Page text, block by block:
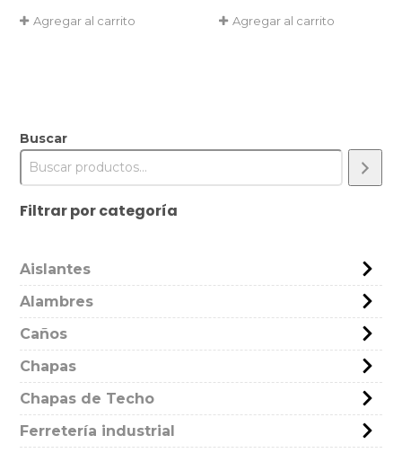
Agregar al carrito Agregar al carrito
Buscar
Filtrar por categoría
Aislantes
Alambres
Caños
Chapas
Chapas de Techo
Ferretería industrial